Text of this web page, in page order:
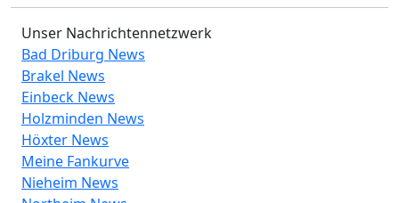
Unser Nachrichtennetzwerk
Bad Driburg News
Brakel News
Einbeck News
Holzminden News
Höxter News
Meine Fankurve
Nieheim News